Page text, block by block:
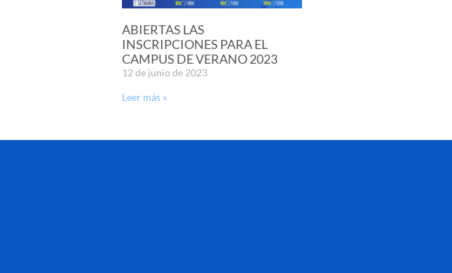
ABIERTAS LAS
INSCRIPCIONES PARA EL
CAMPUS DE VERANO 2023
12 de junio de 2023
Leer más »